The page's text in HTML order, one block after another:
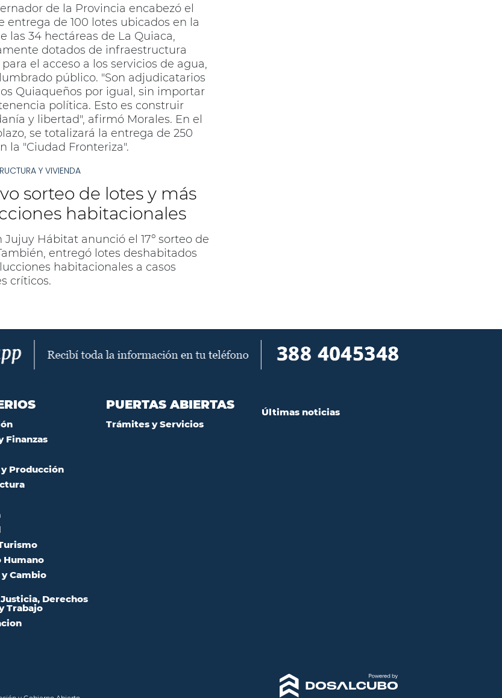
de la Provincia encabezó el
entrega de 100 lotes ubicados en la
las 34 hectáreas de La Quiaca,
dotados de infraestructura
para el acceso a los servicios de agua,
público. "Son adjudicatarios
Quiaqueños por igual, sin importar
política. Esto es construir
y libertad", afirmó Morales. En el
se totalizará la entrega de 250
la "Ciudad Fronteriza".
Y VIVIENDA
sorteo de lotes y más
habitacionales
Jujuy Hábitat anunció el 17º sorteo de
entregó lotes deshabitados
habitacionales a casos
críticos.
Finanzas
Producción
Humano
Cambio
Derechos
Trabajo
PUERTAS ABIERTAS
Trámites y Servicios
Últimas noticias